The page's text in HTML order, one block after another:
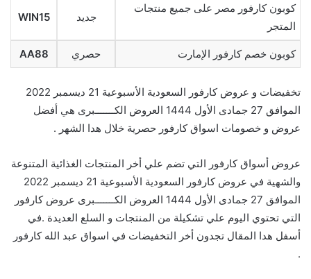
كوبون كارفور مصر على جميع منتجات
المتجر
جديد WIN15
كوبون خصم كارفور الإمارت حصري AA88
تخفيضات و عروض كارفور السعودية الأسبوعية 21 ديسمبر 2022
الموافق 27 جمادى الأول 1444 العروض الكـــــــبرى هي أفضل
عروض و خصومات اسواق كارفور حصرية خلال هدا الشهر .
عروض أسواق كارفور التي تضم علي أخر المنتجات الغذائية المتنوعة
والشهية في عروض كارفور السعودية الأسبوعية 21 ديسمبر 2022
الموافق 27 جمادى الأول 1444 العروض الكـــــــبرى عروض كارفور
التي تحتوي اليوم علي تشكيلة من المنتجات و السلع العديدة .في
أسفل هدا المقال تجدون أخر التخفيضات في اسواق عبد الله كارفور
.